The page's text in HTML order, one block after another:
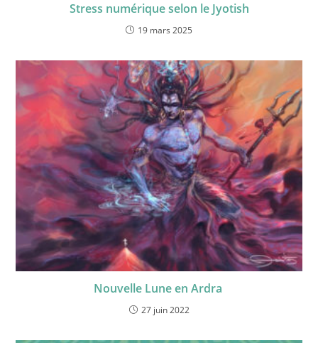
Stress numérique selon le Jyotish
19 mars 2025
Nouvelle Lune en Ardra
27 juin 2022